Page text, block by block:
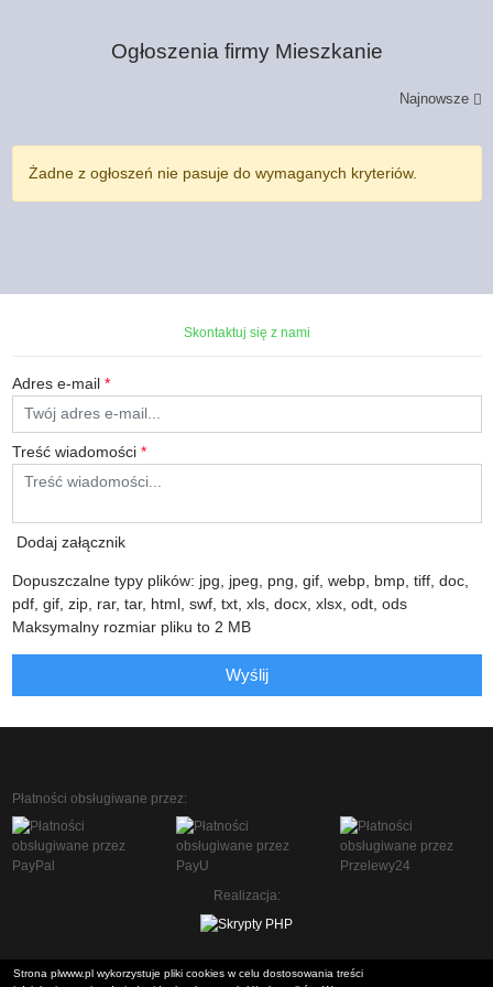
Ogłoszenia firmy Mieszkanie
Najnowsze
Żadne z ogłoszeń nie pasuje do wymaganych kryteriów.
Skontaktuj się z nami
Adres e-mail *
Treść wiadomości *
Dodaj załącznik
Dopuszczalne typy plików: jpg, jpeg, png, gif, webp, bmp, tiff, doc,
pdf, gif, zip, rar, tar, html, swf, txt, xls, docx, xlsx, odt, ods
Maksymalny rozmiar pliku to 2 MB
Wyślij
Płatności obsługiwane przez:
Realizacja:
Strona plwww.pl wykorzystuje pliki cookies w celu dostosowania treści